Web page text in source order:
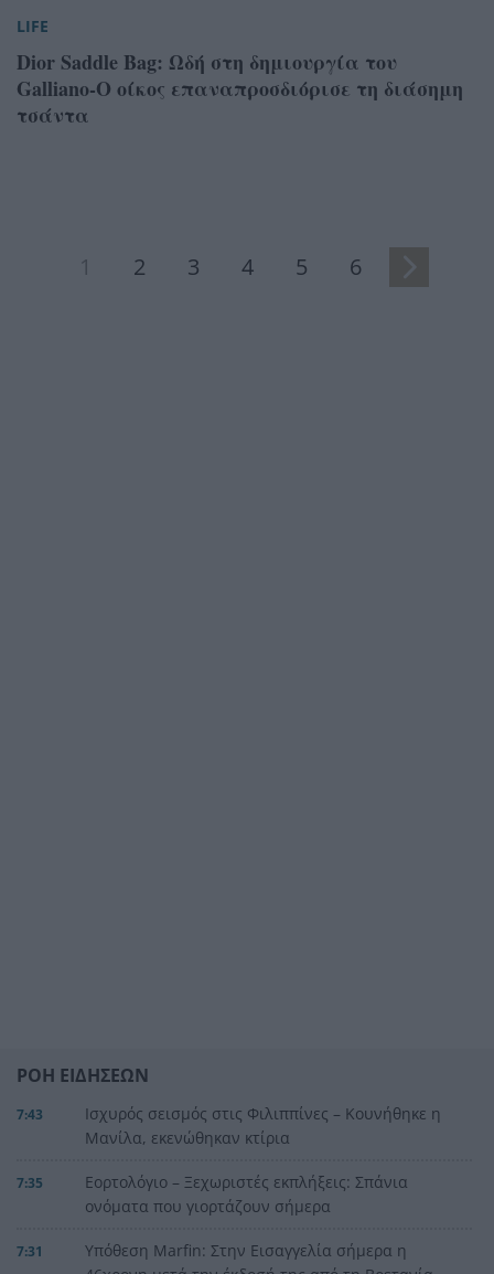
LIFE
Dior Saddle Bag: Ωδή στη δημιουργία του
Galliano-Ο οίκος επαναπροσδιόρισε τη διάσημη
τσάντα
1 2 3 4 5 6
ΡΟΗ ΕΙΔΗΣΕΩΝ
7:43
Ισχυρός σεισμός στις Φιλιππίνες – Κουνήθηκε η
Μανίλα, εκενώθηκαν κτίρια
7:35
Εορτολόγιο – Ξεχωριστές εκπλήξεις: Σπάνια
ονόματα που γιορτάζουν σήμερα
7:31
Υπόθεση Marfin: Στην Εισαγγελία σήμερα η